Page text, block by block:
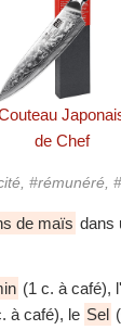
de Chef
#rémunéré,
de maïs dans
(1 c. à café), l'
à café), le Sel